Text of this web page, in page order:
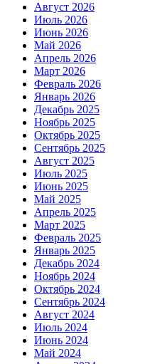
Август 2026
Июль 2026
Июнь 2026
Май 2026
Апрель 2026
Март 2026
Февраль 2026
Январь 2026
Декабрь 2025
Ноябрь 2025
Октябрь 2025
Сентябрь 2025
Август 2025
Июль 2025
Июнь 2025
Май 2025
Апрель 2025
Март 2025
Февраль 2025
Январь 2025
Декабрь 2024
Ноябрь 2024
Октябрь 2024
Сентябрь 2024
Август 2024
Июль 2024
Июнь 2024
Май 2024